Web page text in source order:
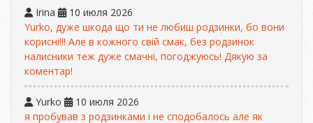
Irina
10 июля 2026
Yurko, дуже шкода що ти не любиш родзинки, бо вони
корисні!!! Але в кожного свій смак, без родзинок
налисники теж дуже смачні, погоджуюсь! Дякую за
коментар!
Yurko
10 июля 2026
я пробував з родзинками і не сподобалось але як